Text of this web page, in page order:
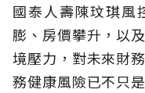
國泰人壽陳玟琪風
膨、房價攀升，以
境壓力，對未來財
務健康風險已不只